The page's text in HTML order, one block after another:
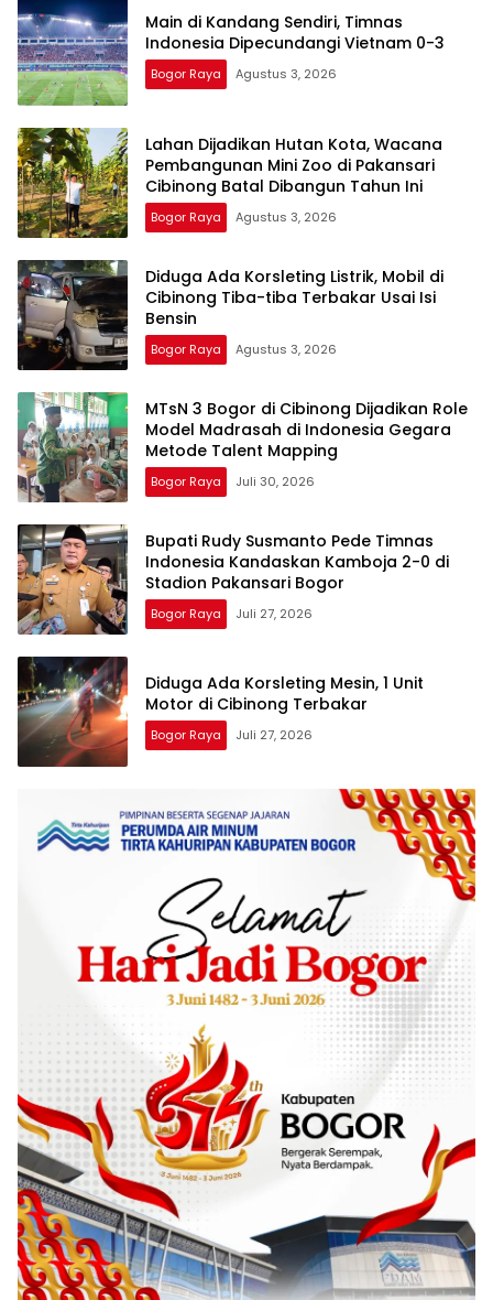
Main di Kandang Sendiri, Timnas
Indonesia Dipecundangi Vietnam 0-3
Bogor Raya Agustus 3, 2026
Lahan Dijadikan Hutan Kota, Wacana
Pembangunan Mini Zoo di Pakansari
Cibinong Batal Dibangun Tahun Ini
Bogor Raya Agustus 3, 2026
Diduga Ada Korsleting Listrik, Mobil di
Cibinong Tiba-tiba Terbakar Usai Isi
Bensin
Bogor Raya Agustus 3, 2026
MTsN 3 Bogor di Cibinong Dijadikan Role
Model Madrasah di Indonesia Gegara
Metode Talent Mapping
Bogor Raya Juli 30, 2026
Bupati Rudy Susmanto Pede Timnas
Indonesia Kandaskan Kamboja 2-0 di
Stadion Pakansari Bogor
Bogor Raya Juli 27, 2026
Diduga Ada Korsleting Mesin, 1 Unit
Motor di Cibinong Terbakar
Bogor Raya Juli 27, 2026